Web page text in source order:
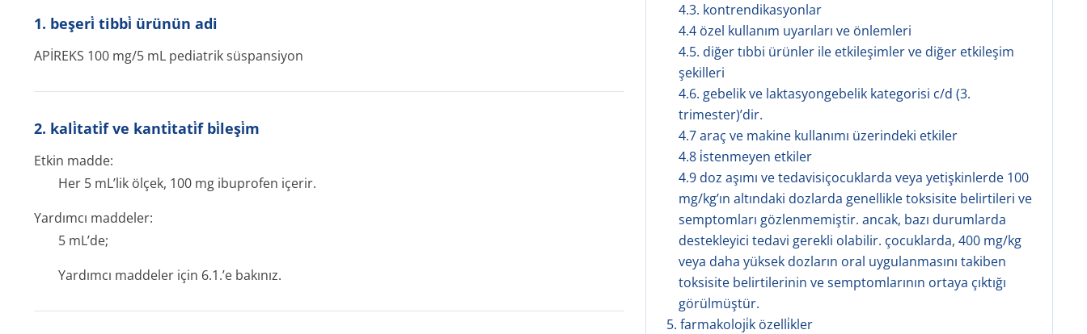
4.3. kontrendikasyonlar
4.4 özel kullanım uyarıları ve önlemleri
4.5. diğer tıbbi ürünler ile etkileşimler ve diğer etkileşim
şekilleri
4.6. gebelik ve laktasyongebelik kategorisi c/d (3.
trimester)’dir.
4.7 araç ve makine kullanımı üzerindeki etkiler
4.8 i̇stenmeyen etkiler
4.9 doz aşımı ve tedavisiçocuklarda veya yetişkinlerde 100
mg/kg’ın altındaki dozlarda genellikle toksisite belirtileri ve
semptomları gözlenmemiştir. ancak, bazı durumlarda
destekleyici tedavi gerekli olabilir. çocuklarda, 400 mg/kg
veya daha yüksek dozların oral uygulanmasını takiben
toksisite belirtilerinin ve semptomlarının ortaya çıktığı
görülmüştür.
5. farmakoloji̇k özelli̇kler
1. beşeri̇ tibbi̇ ürünün adi
APİREKS 100 mg/5 mL pediatrik süspansiyon
2. kali̇tati̇f ve kanti̇tati̇f bi̇leşi̇m
Etkin madde:
Her 5 mL’lik ölçek, 100 mg ibuprofen içerir.
Yardımcı maddeler:
5 mL’de;
Yardımcı maddeler için 6.1.’e bakınız.